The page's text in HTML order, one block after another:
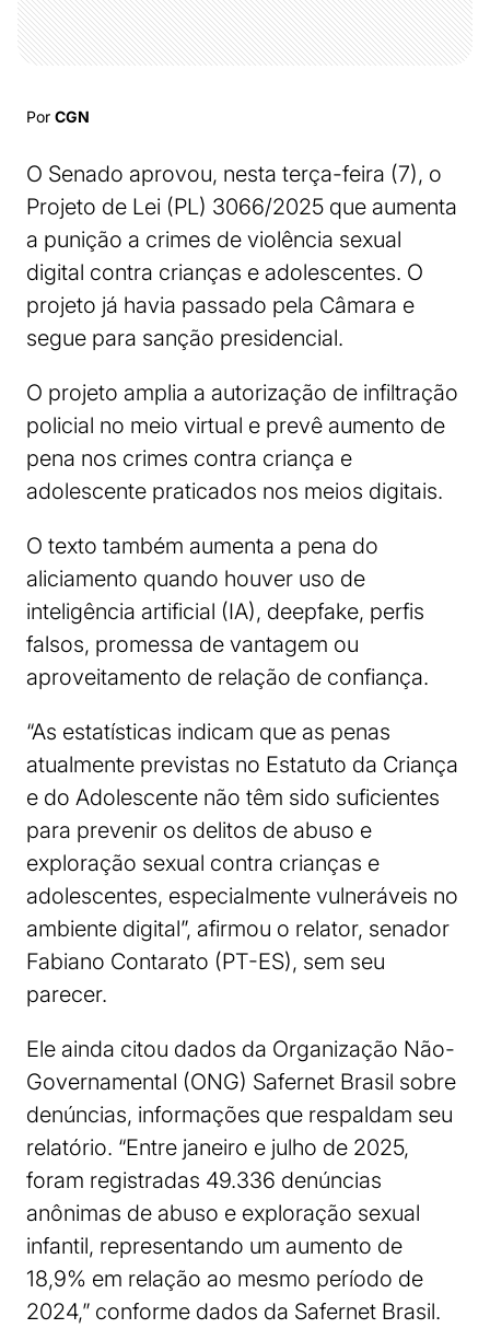
Por CGN
O Senado aprovou, nesta terça-feira (7), o
Projeto de Lei (PL) 3066/2025 que aumenta
a punição a crimes de violência sexual
digital contra crianças e adolescentes. O
projeto já havia passado pela Câmara e
segue para sanção presidencial.
O projeto amplia a autorização de infiltração
policial no meio virtual e prevê aumento de
pena nos crimes contra criança e
adolescente praticados nos meios digitais.
O texto também aumenta a pena do
aliciamento quando houver uso de
inteligência artificial (IA), deepfake, perfis
falsos, promessa de vantagem ou
aproveitamento de relação de confiança.
“As estatísticas indicam que as penas
atualmente previstas no Estatuto da Criança
e do Adolescente não têm sido suficientes
para prevenir os delitos de abuso e
exploração sexual contra crianças e
adolescentes, especialmente vulneráveis no
ambiente digital”, afirmou o relator, senador
Fabiano Contarato (PT-ES), sem seu
parecer.
Ele ainda citou dados da Organização Não-
Governamental (ONG) Safernet Brasil sobre
denúncias, informações que respaldam seu
relatório. “Entre janeiro e julho de 2025,
foram registradas 49.336 denúncias
anônimas de abuso e exploração sexual
infantil, representando um aumento de
18,9% em relação ao mesmo período de
2024,” conforme dados da Safernet Brasil.